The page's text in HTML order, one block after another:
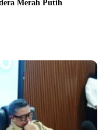
Merah Putih